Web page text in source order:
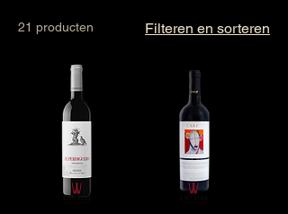
21 producten Filteren en sorteren